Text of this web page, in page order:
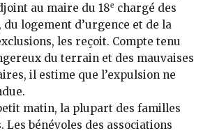
au maire du 18e chargé des
logement d’urgence et de la
les reçoit. Compte tenu
du terrain et des mauvaises
il estime que l’expulsion ne
matin, la plupart des familles
Les bénévoles des associations